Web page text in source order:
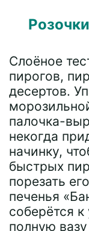
Слоёное
пирогов,
десертов.
палочка-
некогда
начинку,
быстрых
порезать
печенья
соберётся
полную